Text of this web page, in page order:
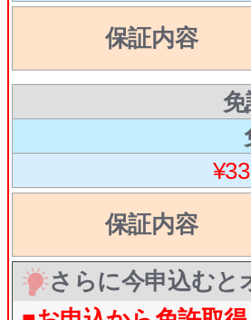
保証内容
保証内容
さらに今申込むと